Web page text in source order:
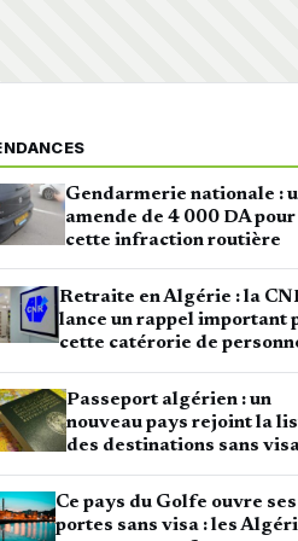
Gendarmerie nationale :
amende de 4 000 DA pour
cette infraction routière
Retraite en Algérie : la
lance un rappel important
cette catérorie de
Passeport algérien : un
nouveau pays rejoint la
des destinations sans
Ce pays du Golfe ouvre ses
portes sans visa : les